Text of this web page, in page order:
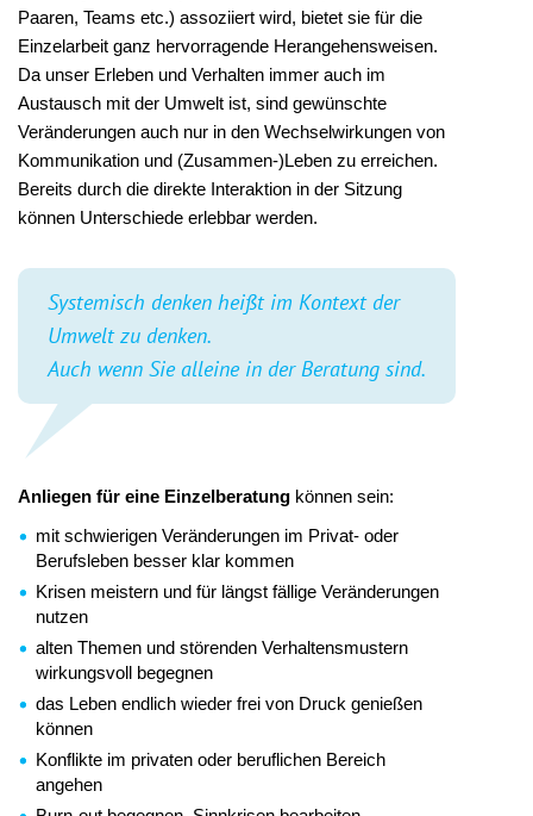
Paaren, Teams etc.) assoziiert wird, bietet sie für die
Einzelarbeit ganz hervorragende Herangehensweisen.
Da unser Erleben und Verhalten immer auch im
Austausch mit der Umwelt ist, sind gewünschte
Veränderungen auch nur in den Wechselwirkungen von
Kommunikation und (Zusammen-)Leben zu erreichen.
Bereits durch die direkte Interaktion in der Sitzung
können Unterschiede erlebbar werden.
Systemisch denken heißt im Kontext der
Umwelt zu denken.
Auch wenn Sie alleine in der Beratung sind.
Anliegen für eine Einzelberatung können sein:
mit schwierigen Veränderungen im Privat- oder
Berufsleben besser klar kommen
Krisen meistern und für längst fällige Veränderungen
nutzen
alten Themen und störenden Verhaltensmustern
wirkungsvoll begegnen
das Leben endlich wieder frei von Druck genießen
können
Konflikte im privaten oder beruflichen Bereich
angehen